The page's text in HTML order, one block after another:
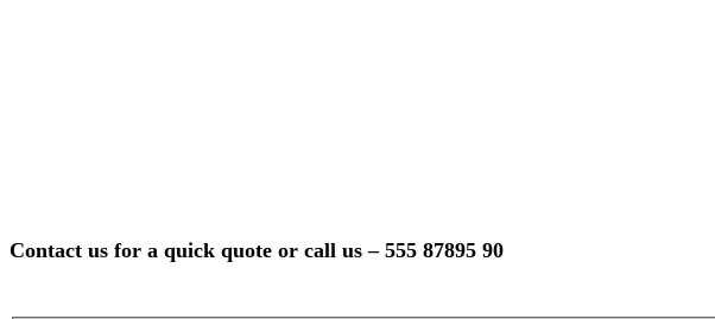
Contact us for a quick quote or call us – 555 87895 90